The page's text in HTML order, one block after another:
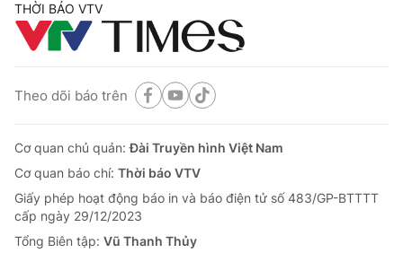
THỜI BÁO VTV
Theo dõi báo trên
Cơ quan chủ quản:Đài Truyền hình Việt Nam
Cơ quan báo chí: Thời báo VTV
Giấy phép hoạt động báo in và báo điện tử số 483/GP-BTTTT
cấp ngày 29/12/2023
Tổng Biên tập: Vũ Thanh Thủy